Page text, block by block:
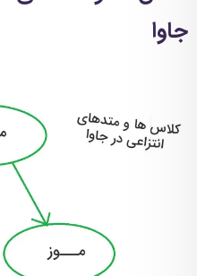
جاوا